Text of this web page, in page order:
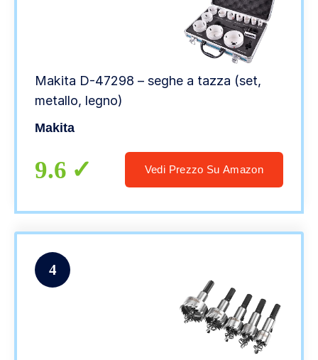
Makita D-47298 – seghe a tazza (set,
metallo, legno)
Makita
9.6 Vedi Prezzo Su Amazon
4